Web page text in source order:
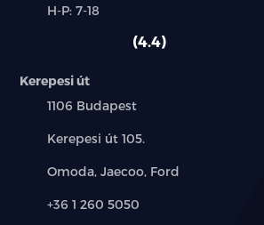
használt
Alkatrész,
H-P: 7-18
4.4
Kerepesi út
Település:
1106 Budapest
Cím:
Kerepesi út 105.
Márkák:
Omoda, Jaecoo, Ford
Telefon:
+36 1 260 5050